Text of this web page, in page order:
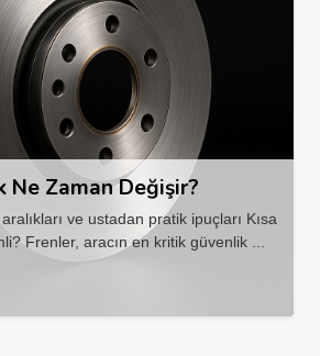
Ne Zaman Değişir?
ve ustadan pratik ipuçları Kısa
Frenler, aracın en kritik güvenlik ...